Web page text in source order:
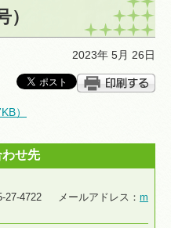
2023年 5月 26日
）
せ先
27-4722 メールアドレス： m